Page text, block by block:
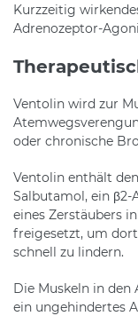
Kurzzeitig
Adrenozeptor-
Ventolin wird zur
oder chronische
Ventolin enthält
Salbutamol, ein
eines Zerstäubers
freigesetzt, um
schnell zu lindern.
Die Muskeln in den
ein ungehindertes